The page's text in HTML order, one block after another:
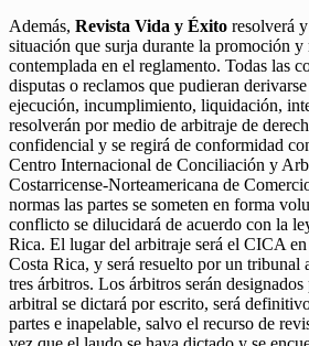
Además, Revista Vida y Éxito resolverá
situación que surja durante la promoción y
contemplada en el reglamento. Todas las
disputas o reclamos que pudieran
ejecución, incumplimiento, liquidación,
resolverán por medio de arbitraje de
confidencial y se regirá de conformidad
Centro Internacional de Conciliación y
Costarricense-Norteamericana de
normas las partes se someten en forma
conflicto se dilucidará de acuerdo con la
Rica. El lugar del arbitraje será el CICA
Costa Rica, y será resuelto por un tribunal
tres árbitros. Los árbitros serán
arbitral se dictará por escrito, será
partes e inapelable, salvo el recurso de